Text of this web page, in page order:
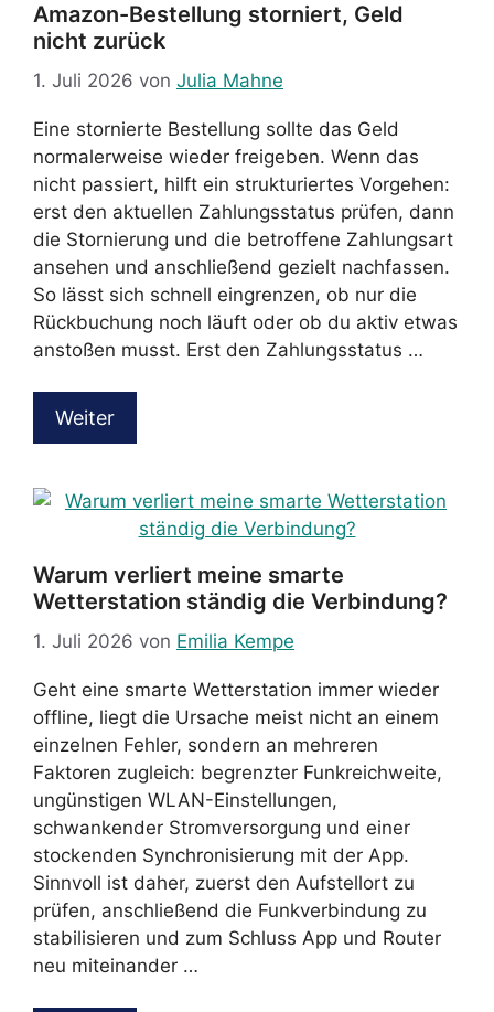
Amazon-Bestellung storniert, Geld
nicht zurück
1. Juli 2026 von Julia Mahne
Eine stornierte Bestellung sollte das Geld
normalerweise wieder freigeben. Wenn das
nicht passiert, hilft ein strukturiertes Vorgehen:
erst den aktuellen Zahlungsstatus prüfen, dann
die Stornierung und die betroffene Zahlungsart
ansehen und anschließend gezielt nachfassen.
So lässt sich schnell eingrenzen, ob nur die
Rückbuchung noch läuft oder ob du aktiv etwas
anstoßen musst. Erst den Zahlungsstatus …
Weiter
Warum verliert meine smarte
Wetterstation ständig die Verbindung?
1. Juli 2026 von Emilia Kempe
Geht eine smarte Wetterstation immer wieder
offline, liegt die Ursache meist nicht an einem
einzelnen Fehler, sondern an mehreren
Faktoren zugleich: begrenzter Funkreichweite,
ungünstigen WLAN-Einstellungen,
schwankender Stromversorgung und einer
stockenden Synchronisierung mit der App.
Sinnvoll ist daher, zuerst den Aufstellort zu
prüfen, anschließend die Funkverbindung zu
stabilisieren und zum Schluss App und Router
neu miteinander …